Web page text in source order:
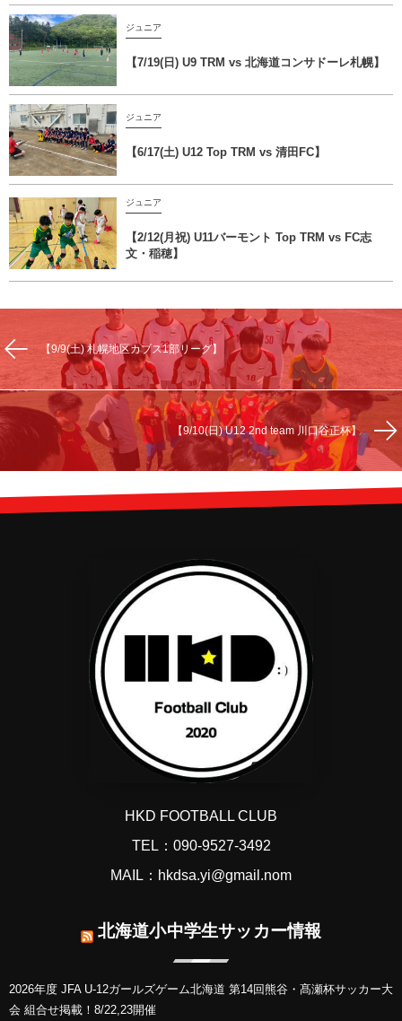
ジュニア
【7/19(日) U9 TRM vs 北海道コンサドーレ札幌】
ジュニア
【6/17(土) U12 Top TRM vs 清田FC】
ジュニア
【2/12(月祝) U11バーモント Top TRM vs FC志
文・稲穂】
【9/9(土) 札幌地区カブス1部リーグ】
【9/10(日) U12 2nd team 川口谷正杯】
HKD FOOTBALL CLUB
TEL：090-9527-3492
MAIL：hkdsa.yi@gmail.nom
北海道小中学生サッカー情報
2026年度 JFA U-12ガールズゲーム北海道 第14回熊谷・髙瀬杯サッカー大
会 組合せ掲載！8/22,23開催